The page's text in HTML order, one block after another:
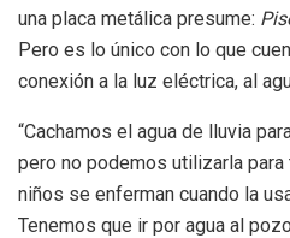
una placa metálica presume:
Pero es lo único con lo que
conexión a la luz eléctrica, al
“Cachamos el agua de lluvia
pero no podemos utilizarla
niños se enferman cuando la
Tenemos que ir por agua al